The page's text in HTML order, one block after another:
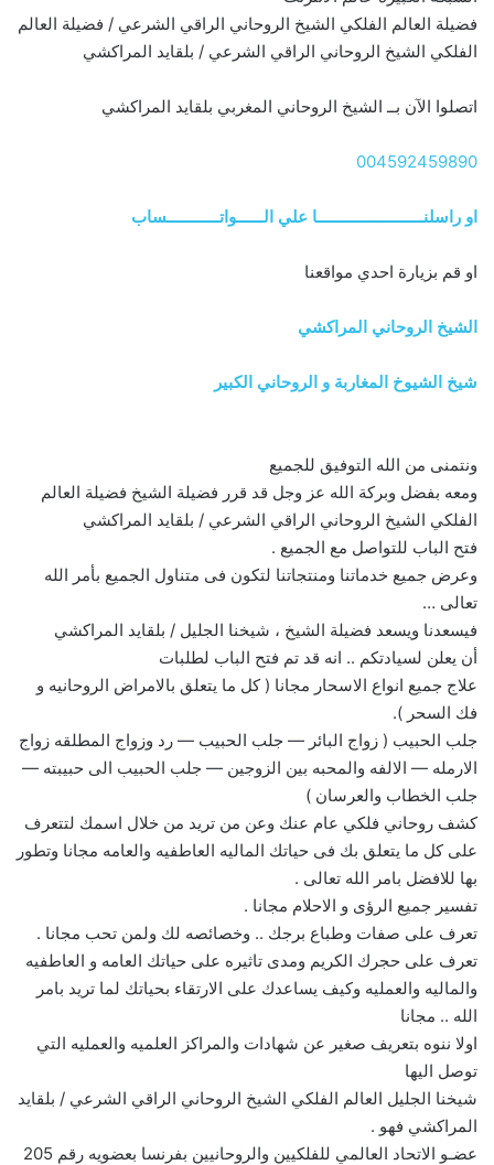
فضيلة العالم الفلكي الشيخ الروحاني الراقي الشرعي / فضيلة العالم
الفلكي الشيخ الروحاني الراقي الشرعي / بلقايد المراكشي
اتصلوا الآن بــ الشيخ الروحاني المغربي بلقايد المراكشي
004592459890
او راسلنــــــــــــــــــــــــا علي الــــــواتــــــــــــساب
او قم بزيارة احدي مواقعنا
الشيخ الروحاني المراكشي
شيخ الشيوخ المغاربة و الروحاني الكبير
ونتمنى من الله التوفيق للجميع
ومعه بفضل وبركة الله عز وجل قد قرر فضيلة الشيخ فضيلة العالم
الفلكي الشيخ الروحاني الراقي الشرعي / بلقايد المراكشي
فتح الباب للتواصل مع الجميع .
وعرض جميع خدماتنا ومنتجاتنا لتكون فى متناول الجميع بأمر الله
تعالى …
فيسعدنا ويسعد فضيلة الشيخ ، شيخنا الجليل / بلقايد المراكشي
أن يعلن لسيادتكم .. انه قد تم فتح الباب لطلبات
علاج جميع انواع الاسحار مجانا ( كل ما يتعلق بالامراض الروحانيه و
فك السحر ).
جلب الحبيب ( زواج البائر — جلب الحبيب — رد وزواج المطلقه زواج
الارمله — الالفه والمحبه بين الزوجين — جلب الحبيب الى حبيبته —
جلب الخطاب والعرسان )
كشف روحاني فلكي عام عنك وعن من تريد من خلال اسمك لتتعرف
على كل ما يتعلق بك فى حياتك الماليه العاطفيه والعامه مجانا وتطور
بها للافضل بامر الله تعالى .
تفسير جميع الرؤى و الاحلام مجانا .
تعرف على صفات وطباع برجك .. وخصائصه لك ولمن تحب مجانا .
تعرف على حجرك الكريم ومدى تاثيره على حياتك العامه و العاطفيه
والماليه والعمليه وكيف يساعدك على الارتقاء بحياتك لما تريد بامر
الله .. مجانا
اولا ننوه بتعريف صغير عن شهادات والمراكز العلميه والعمليه التي
توصل اليها
شيخنا الجليل العالم الفلكي الشيخ الروحاني الراقي الشرعي / بلقايد
المراكشي فهو .
عضـو الاتحاد العالمي للفلكيين والروحانيين بفرنسا بعضويه رقم 205